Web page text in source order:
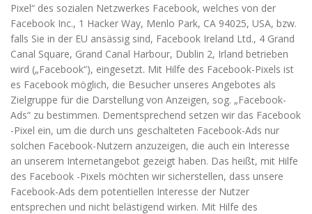
Pixel“ des sozialen Netzwerkes Facebook, welches von der
Facebook Inc., 1 Hacker Way, Menlo Park, CA 94025, USA, bzw.
falls Sie in der EU ansässig sind, Facebook Ireland Ltd., 4 Grand
Canal Square, Grand Canal Harbour, Dublin 2, Irland betrieben
wird („Facebook“), eingesetzt. Mit Hilfe des Facebook-Pixels ist
es Facebook möglich, die Besucher unseres Angebotes als
Zielgruppe für die Darstellung von Anzeigen, sog. „Facebook-
Ads“ zu bestimmen. Dementsprechend setzen wir das Facebook
-Pixel ein, um die durch uns geschalteten Facebook-Ads nur
solchen Facebook-Nutzern anzuzeigen, die auch ein Interesse
an unserem Internetangebot gezeigt haben. Das heißt, mit Hilfe
des Facebook -Pixels möchten wir sicherstellen, dass unsere
Facebook-Ads dem potentiellen Interesse der Nutzer
entsprechen und nicht belästigend wirken. Mit Hilfe des